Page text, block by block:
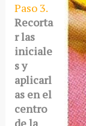
Paso 3.
Recorta
r las
iniciale
s y
aplicarl
as en el
centro